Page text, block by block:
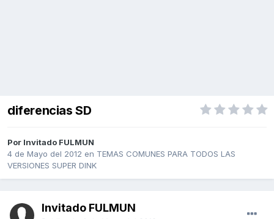
diferencias SD
Por Invitado FULMUN
4 de Mayo del 2012 en TEMAS COMUNES PARA TODOS LAS
VERSIONES SUPER DINK
Invitado FULMUN